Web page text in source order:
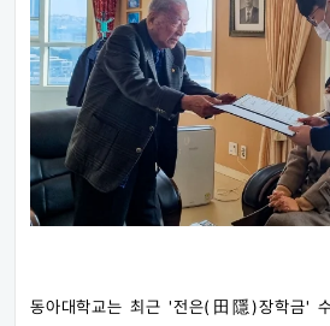
동아대학교는 최근 '전은(田隱)장학금'